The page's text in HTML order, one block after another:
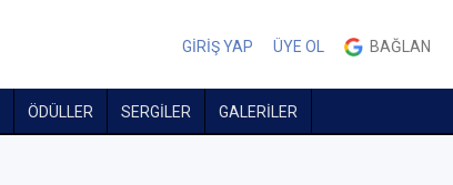
GİRİŞ YAP ÜYE OL BAĞLAN
ÖDÜLLER SERGİLER GALERİLER